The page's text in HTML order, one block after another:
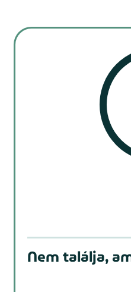
Nem találja,